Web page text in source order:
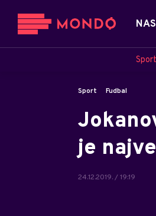
Sport Fudbal
je
24.12.2019. / 19:19